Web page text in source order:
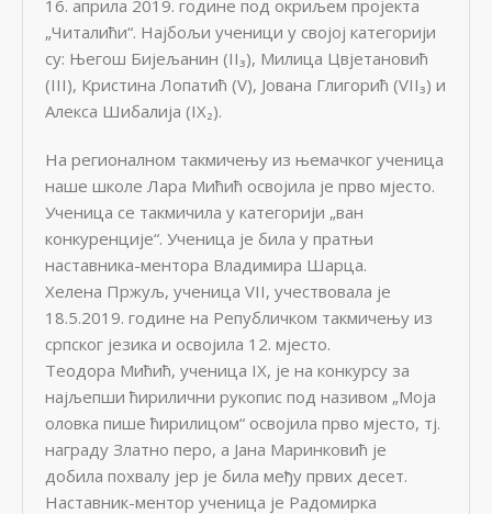
16. априла 2019. године под окриљем пројекта
„Читалићи“. Најбољи ученици у својој категорији
су: Његош Бијељанин (II₃), Милица Цвјетановић
(III), Кристина Лопатић (V), Јована Глигорић (VII₃) и
Алекса Шибалија (IX₂).
На регионалном такмичењу из њемачког ученица
наше школе Лара Мићић освојила је прво мјесто.
Ученица се такмичила у категорији „ван
конкуренције“. Ученица је била у пратњи
наставника-ментора Владимира Шарца.
Хелена Пржуљ, ученица VII, учествовала је
18.5.2019. године на Републичком такмичењу из
српског језика и освојила 12. мјесто.
Теодора Мићић, ученица IX, је на конкурсу за
најљепши ћирилични рукопис под називом „Моја
оловка пише ћирилицом“ освојила прво мјесто, тј.
награду Златно перо, а Јана Маринковић је
добила похвалу јер је била међу првих десет.
Наставник-ментор ученица је Радомирка